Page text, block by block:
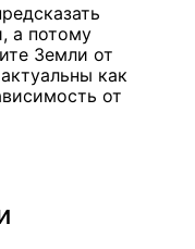
а потому
Земли от
как
от